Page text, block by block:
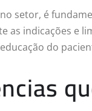
setor, é
as indicações e
do